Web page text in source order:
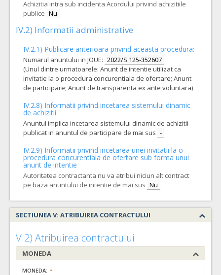
Achizitia intra sub incidenta Acordului privind achizitiile
publice Nu
IV.2) Informatii administrative
IV.2.1) Publicare anterioara privind aceasta procedura:
Numarul anuntului in JOUE: 2022/S 125-352607
(Unul dintre urmatoarele: Anunt de intentie utilizat ca
invitatie la o procedura concurentiala de ofertare; Anunt
de participare; Anunt de transparenta ex ante voluntara)
IV.2.8) Informatii privind incetarea sistemului dinamic
de achizitii
Anuntul implica incetarea sistemului dinamic de achizitii
publicat in anuntul de participare de mai sus -
IV.2.9) Informatii privind incetarea unei invitatii la o
procedura concurentiala de ofertare sub forma unui
anunt de intentie
Autoritatea contractanta nu va atribui niciun alt contract
pe baza anuntului de intentie de mai sus Nu
SECTIUNEA V: ATRIBUIREA CONTRACTULUI
V.2) Atribuirea contractului
MONEDA
MONEDA: